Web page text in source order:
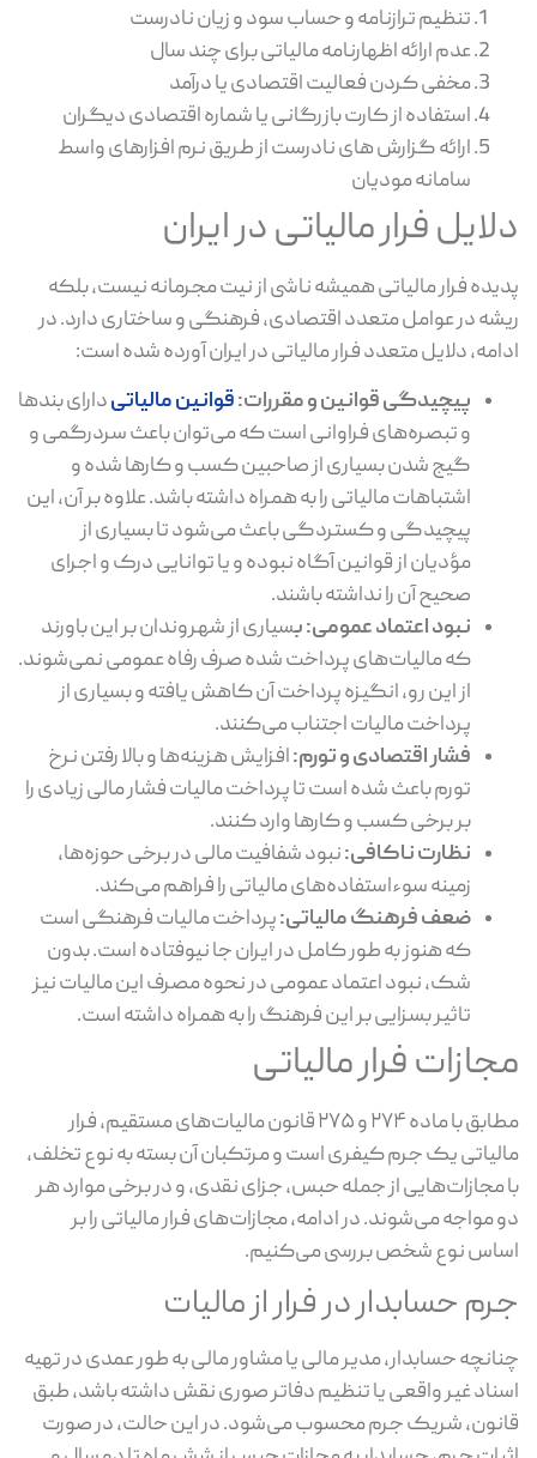
تنظیم ترازنامه و حساب سود و زیان نادرست
عدم ارائه اظهارنامه مالیاتی برای چند سال
مخفی کردن فعالیت اقتصادی یا درآمد
استفاده از کارت بازرگانی یا شماره اقتصادی دیگران
ارائه گزارش های نادرست از طریق نرم افزارهای واسط
سامانه مودیان
دلایل فرار مالیاتی در ایران
پدیده فرار مالیاتی همیشه ناشی از نیت مجرمانه نیست، بلکه
ریشه در عوامل متعدد اقتصادی، فرهنگی و ساختاری دارد. در
ادامه، دلایل متعدد فرار مالیاتی در ایران آورده شده است:
پیچیدگی قوانین و مقررات:قوانین مالیاتیدارای بندها
و تبصره‌های فراوانی است که می‌توان باعث سردرگمی و
گیج شدن بسیاری از صاحبین کسب و کارها شده و
اشتباهات مالیاتی را به همراه داشته باشد. علاوه بر آن، این
پیچیدگی و کستردگی باعث می‌شود تا بسیاری از
مؤدیان از قوانین آگاه نبوده و یا توانایی درک و اجرای
صحیح آن را نداشته باشند.
نبود اعتماد عمومی:بسیاری از شهروندان بر این باورند
که مالیات‌های پرداخت شده صرف رفاه عمومی نمی‌شوند.
از این رو، انگیزه پرداخت آن کاهش یافته و بسیاری از
پرداخت مالیات اجتناب می‌کنند.
فشار اقتصادی و تورم:افزایش هزینه‌ها و بالا رفتن نرخ
تورم باعث شده است تا پرداخت مالیات فشار مالی زیادی را
بر برخی کسب و کارها وارد کنند.
نظارت ناکافی:نبود شفافیت مالی در برخی حوزه‌ها،
زمینه سوءاستفاده‌های مالیاتی را فراهم می‌کند.
ضعف فرهنگ مالیاتی:پرداخت مالیات فرهنگی است
که هنوز به طور کامل در ایران جا نیوفتاده است. بدون
شک، نبود اعتماد عمومی در نحوه مصرف این مالیات نیز
تاثیر بسزایی بر این فرهنگ را به همراه داشته است.
مجازات فرار مالیاتی
مطابق با ماده ۲۷۴ و ۲۷۵ قانون مالیات‌های مستقیم، فرار
مالیاتی یک جرم کیفری است و مرتکبان آن بسته به نوع تخلف،
با مجازات‌هایی از جمله حبس، جزای نقدی، و در برخی موارد هر
دو مواجه می‌شوند. در ادامه، مجازات‌های فرار مالیاتی را بر
اساس نوع شخص بررسی می‌کنیم.
جرم حسابدار در فرار از مالیات
چنانچه حسابدار، مدیر مالی یا مشاور مالی به طور عمدی در تهیه
اسناد غیر واقعی یا تنظیم دفاتر صوری نقش داشته باشد، طبق
قانون، شریک جرم محسوب می‌شود. در این حالت، در صورت